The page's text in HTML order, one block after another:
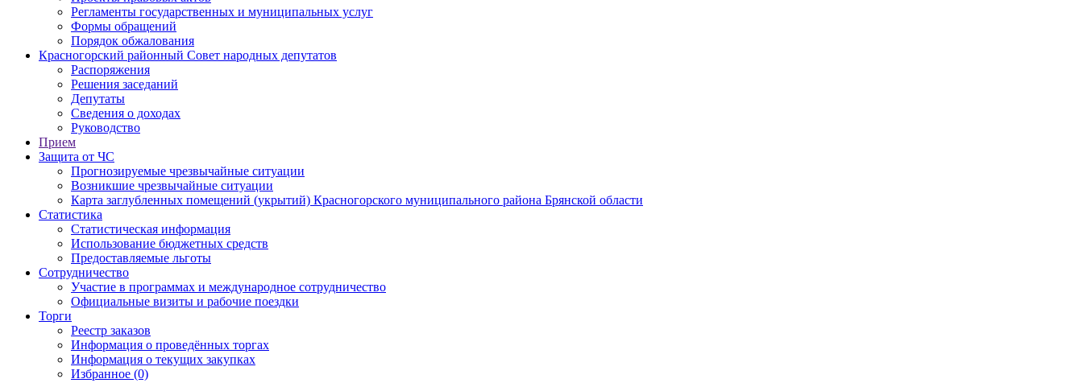
Регламенты государственных и муниципальных услуг
Формы обращений
Порядок обжалования
Красногорский районный Совет народных депутатов
Распоряжения
Решения заседаний
Депутаты
Сведения о доходах
Руководство
Прием
Защита от ЧС
Прогнозируемые чрезвычайные ситуации
Возникшие чрезвычайные ситуации
Карта заглубленных помещений (укрытий) Красногорского муниципального района Брянской области
Статистика
Статистическая информация
Использование бюджетных средств
Предоставляемые льготы
Сотрудничество
Участие в программах и международное сотрудничество
Официальные визиты и рабочие поездки
Торги
Реестр заказов
Информация о проведённых торгах
Информация о текущих закупках
Избранное (0)